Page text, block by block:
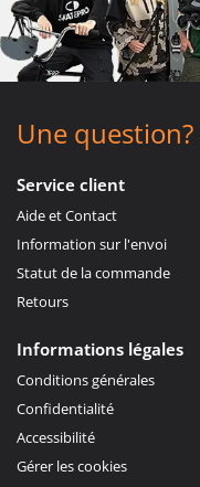
Une question?
Service client
Aide et Contact
Information sur l'envoi
Statut de la commande
Retours
Informations légales
Conditions générales
Confidentialité
Accessibilité
Gérer les cookies